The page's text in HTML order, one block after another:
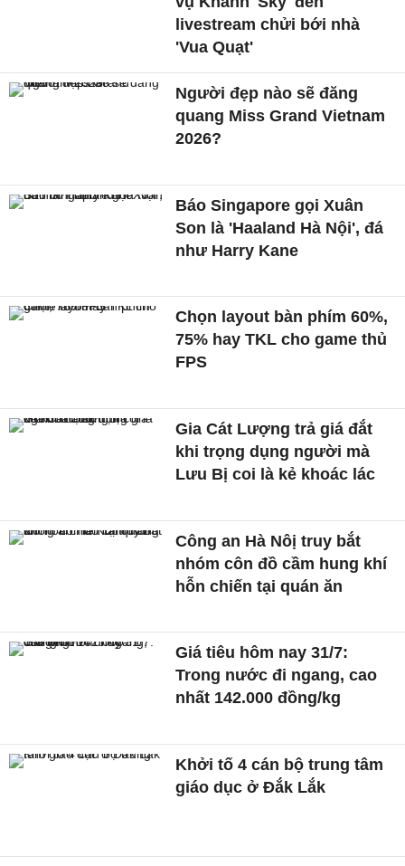
livestream chửi bới nhà
'Vua Quạt'
Người đẹp nào sẽ đăng
quang Miss Grand Vietnam
2026?
Báo Singapore gọi Xuân
Son là 'Haaland Hà Nội', đá
như Harry Kane
Chọn layout bàn phím 60%,
75% hay TKL cho game thủ
FPS
Gia Cát Lượng trả giá đắt
khi trọng dụng người mà
Lưu Bị coi là kẻ khoác lác
Công an Hà Nôị truy bắt
nhóm côn đồ cầm hung khí
hỗn chiến tại quán ăn
Giá tiêu hôm nay 31/7:
Trong nước đi ngang, cao
nhất 142.000 đồng/kg
Khởi tố 4 cán bộ trung tâm
giáo dục ở Đắk Lắk